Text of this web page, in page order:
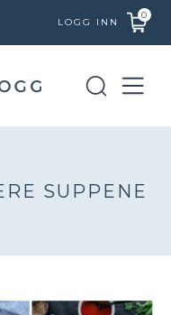
LOGG INN
0
SUPPENE